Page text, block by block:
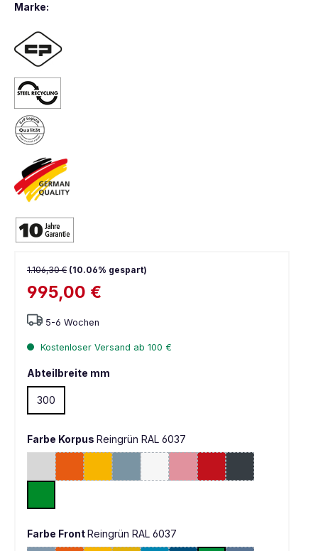
Marke:
1.106,30 € (10.06% gespart)
995,00 €
5-6 Wochen
Kostenloser Versand ab 100 €
Abteilbreite mm
300
Farbe Korpus Reingrün RAL 6037
Lichtgrau RAL 7035
Reinorange RAL 2004
Verkehrsgelb RAL 1023
Architekturblau RAL 2406015
Verkehrsweiß RAL 9016
Hellrosa RAL 3015
Verkehrsrot RAL 3020
Anthrazit RAL
Farbe FrontReingrün RAL 6037